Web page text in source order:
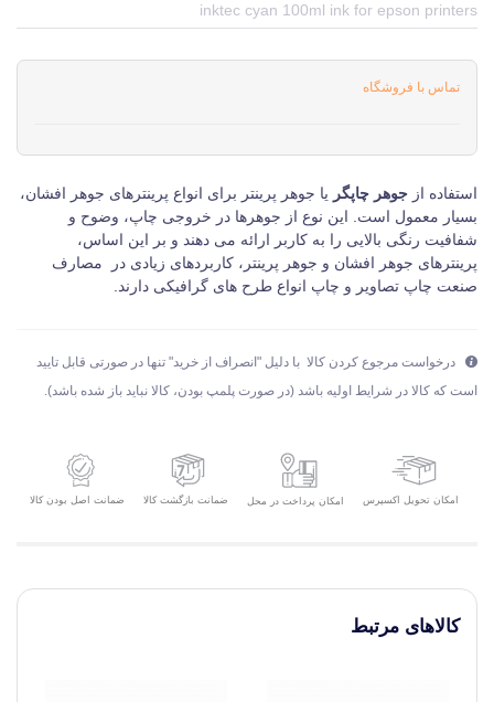
inktec cyan 100ml ink for epson printers
تماس با فروشگاه
استفاده از جوهر چاپگر یا جوهر پرینتر برای انواع پرینترهای جوهر افشان،
بسیار معمول است. این نوع از جوهرها در خروجی چاپ، وضوح و
شفافیت رنگی بالایی را به کاربر ارائه می دهند و بر این اساس،
پرینترهای جوهر افشان و جوهر پرینتر، کاربردهای زیادی در مصارف
صنعت چاپ تصاویر و چاپ انواع طرح های گرافیکی دارند.
درخواست مرجوع کردن کالا با دلیل "انصراف از خرید" تنها در صورتی قابل تایید
است که کالا در شرایط اولیه باشد (در صورت پلمپ بودن، کالا نباید باز شده باشد).
امکان تحویل اکسپرس امکان پرداخت در محل ضمانت بازگشت کالا ضمانت اصل بودن کالا
کالاهای مرتبط